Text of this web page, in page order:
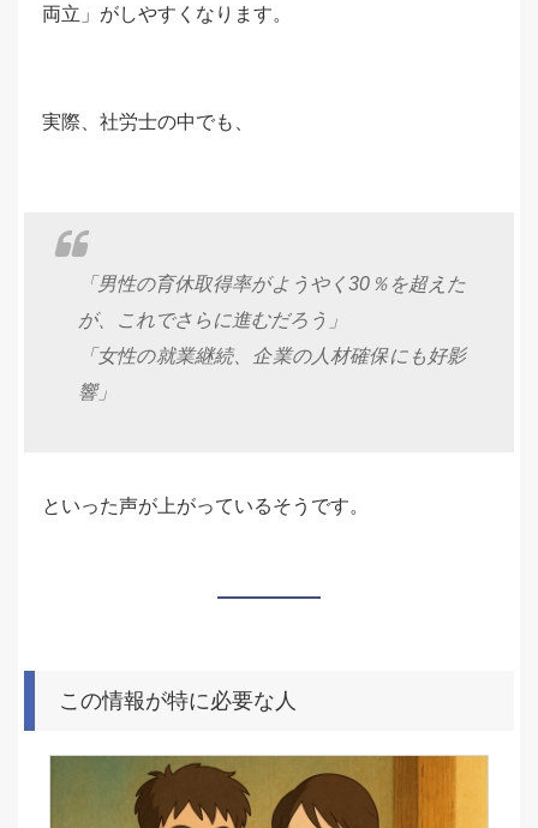
両立」がしやすくなります。
実際、社労士の中でも、
「男性の育休取得率がようやく30％を超えた
が、これでさらに進むだろう」
「女性の就業継続、企業の人材確保にも好影
響」
といった声が上がっているそうです。
この情報が特に必要な人